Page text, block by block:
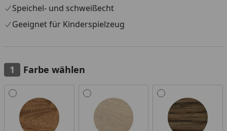
Speichel- und schweißecht
Geeignet für Kinderspielzeug
Farbe wählen
Alle anzeigen (7)